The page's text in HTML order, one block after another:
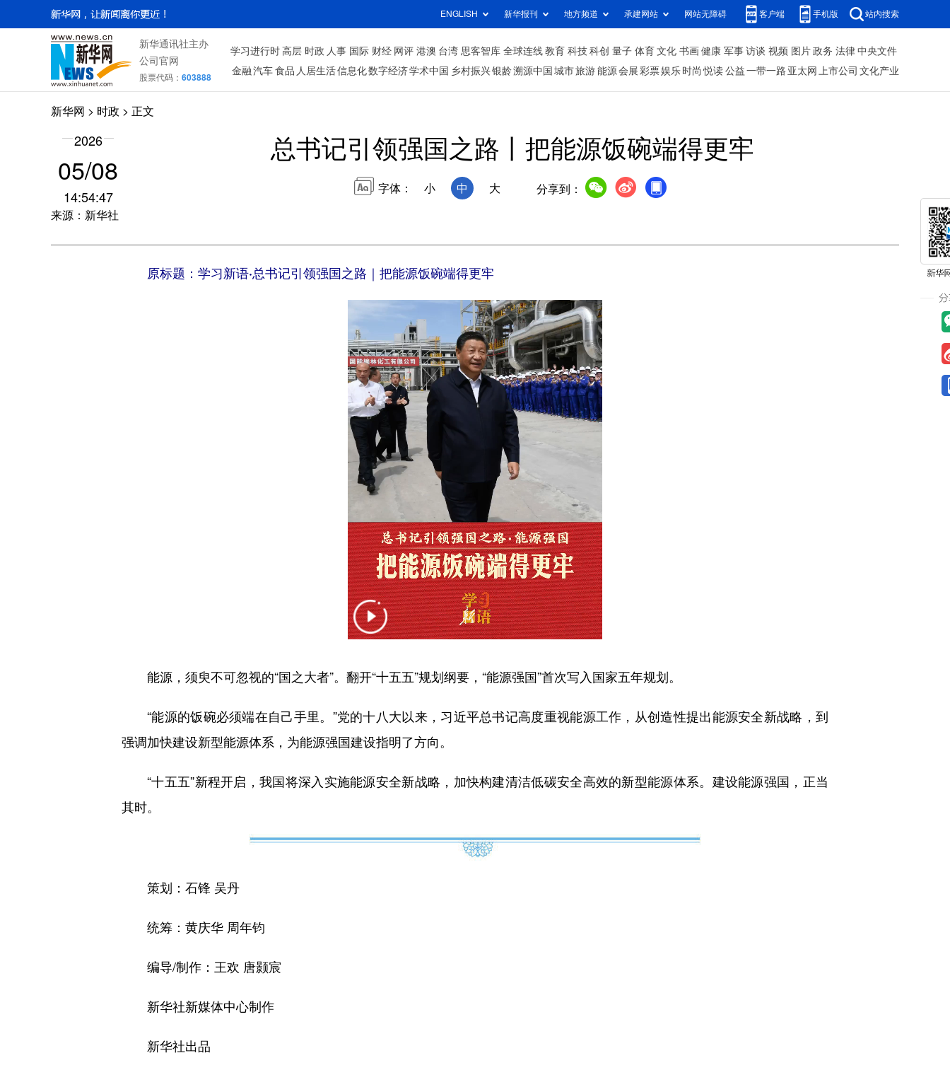
ENGLISH 新华报刊 地方频道 承建网站 网站无障碍 客户端 手机版 站内搜索
新华通讯社主办
公司官网
股票代码： 603888
学习进行时 高层 时政 人事 国际 财经 网评 港澳 台湾 思客智库 全球连线 教育 科技 科创 量子 体育 文化 书画 健康 军事 访谈 视频 图片 政务 法律 中央文件
金融 汽车 食品 人居生活信息化数字经济学术中国 乡村振兴银龄溯源中国 城市旅游 能源 会展 彩票娱乐 时尚 悦读 公益 一带一路 亚太网 上市公司 文化产业
新华网 > 时政 > 正文
2026
05/08
14:54:47
来源：新华社
总书记引领强国之路丨把能源饭碗端得更牢
字体： 小 中 大 分享到：
原标题：学习新语·总书记引领强国之路｜把能源饭碗端得更牢
能源，须臾不可忽视的“国之大者”。翻开“十五五”规划纲要，“能源强国”首次写入国家五年规划。
“能源的饭碗必须端在自己手里。”党的十八大以来，习近平总书记高度重视能源工作，从创造性提出能源安全新战略，到
强调加快建设新型能源体系，为能源强国建设指明了方向。
“十五五”新程开启，我国将深入实施能源安全新战略，加快构建清洁低碳安全高效的新型能源体系。建设能源强国，正当
其时。
策划：石锋 吴丹
统筹：黄庆华 周年钧
编导/制作：王欢 唐颢宸
新华社新媒体中心制作
新华社出品